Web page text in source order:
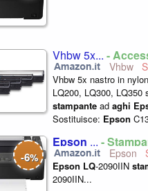
Vhbw 5x... -
Vhbw
Vhbw 5x nastro in
LQ200, LQ300,
stampante ad aghi
Sostituisce: Epson
-6%
Epson ... -
Epson
Epson LQ-2090IIN
2090IIN...